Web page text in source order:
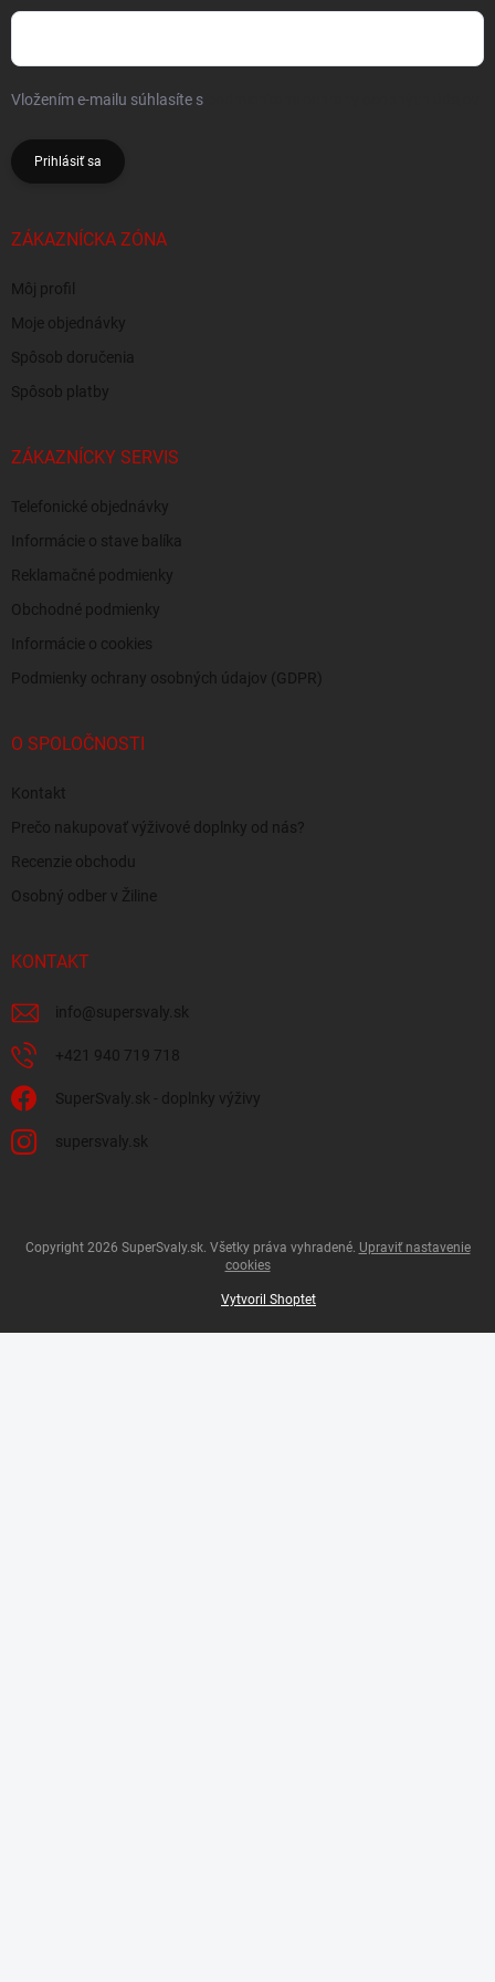
Vložením e-mailu súhlasíte s
Prihlásiť sa
ZÁKAZNÍCKA ZÓNA
Môj profil
Moje objednávky
Spôsob doručenia
Spôsob platby
ZÁKAZNÍCKY SERVIS
Telefonické objednávky
Informácie o stave balíka
Reklamačné podmienky
Obchodné podmienky
Informácie o cookies
Podmienky ochrany osobných údajov (GDPR)
O SPOLOČNOSTI
Kontakt
Prečo nakupovať výživové doplnky od nás?
Recenzie obchodu
Osobný odber v Žiline
KONTAKT
info@ supersvaly.sk
+421 940 719 718
SuperSvaly.sk - doplnky výživy
supersvaly.sk
Vytvoril Shoptet
Copyright 2026 SuperSvaly.sk. Všetky práva vyhradené. Upraviť nastavenie
cookies